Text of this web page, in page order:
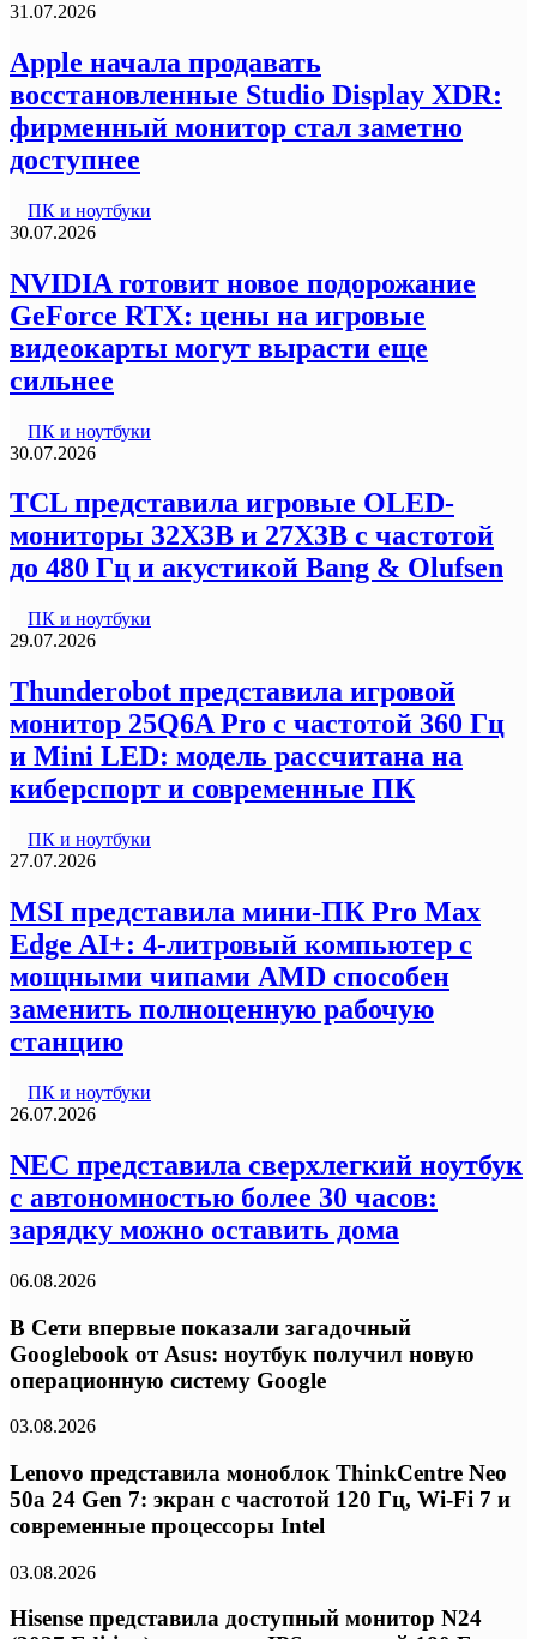
31.07.2026
Apple начала продавать
восстановленные Studio Display XDR:
фирменный монитор стал заметно
доступнее
ПК и ноутбуки
30.07.2026
NVIDIA готовит новое подорожание
GeForce RTX: цены на игровые
видеокарты могут вырасти еще
сильнее
ПК и ноутбуки
30.07.2026
TCL представила игровые OLED-
мониторы 32X3B и 27X3B с частотой
до 480 Гц и акустикой Bang & Olufsen
ПК и ноутбуки
29.07.2026
Thunderobot представила игровой
монитор 25Q6A Pro с частотой 360 Гц
и Mini LED: модель рассчитана на
киберспорт и современные ПК
ПК и ноутбуки
27.07.2026
MSI представила мини-ПК Pro Max
Edge AI+: 4-литровый компьютер с
мощными чипами AMD способен
заменить полноценную рабочую
станцию
ПК и ноутбуки
26.07.2026
NEC представила сверхлегкий ноутбук
с автономностью более 30 часов:
зарядку можно оставить дома
06.08.2026
В Сети впервые показали загадочный
Googlebook от Asus: ноутбук получил новую
операционную систему Google
03.08.2026
Lenovo представила моноблок ThinkCentre Neo
50a 24 Gen 7: экран с частотой 120 Гц, Wi-Fi 7 и
современные процессоры Intel
03.08.2026
Hisense представила доступный монитор N24